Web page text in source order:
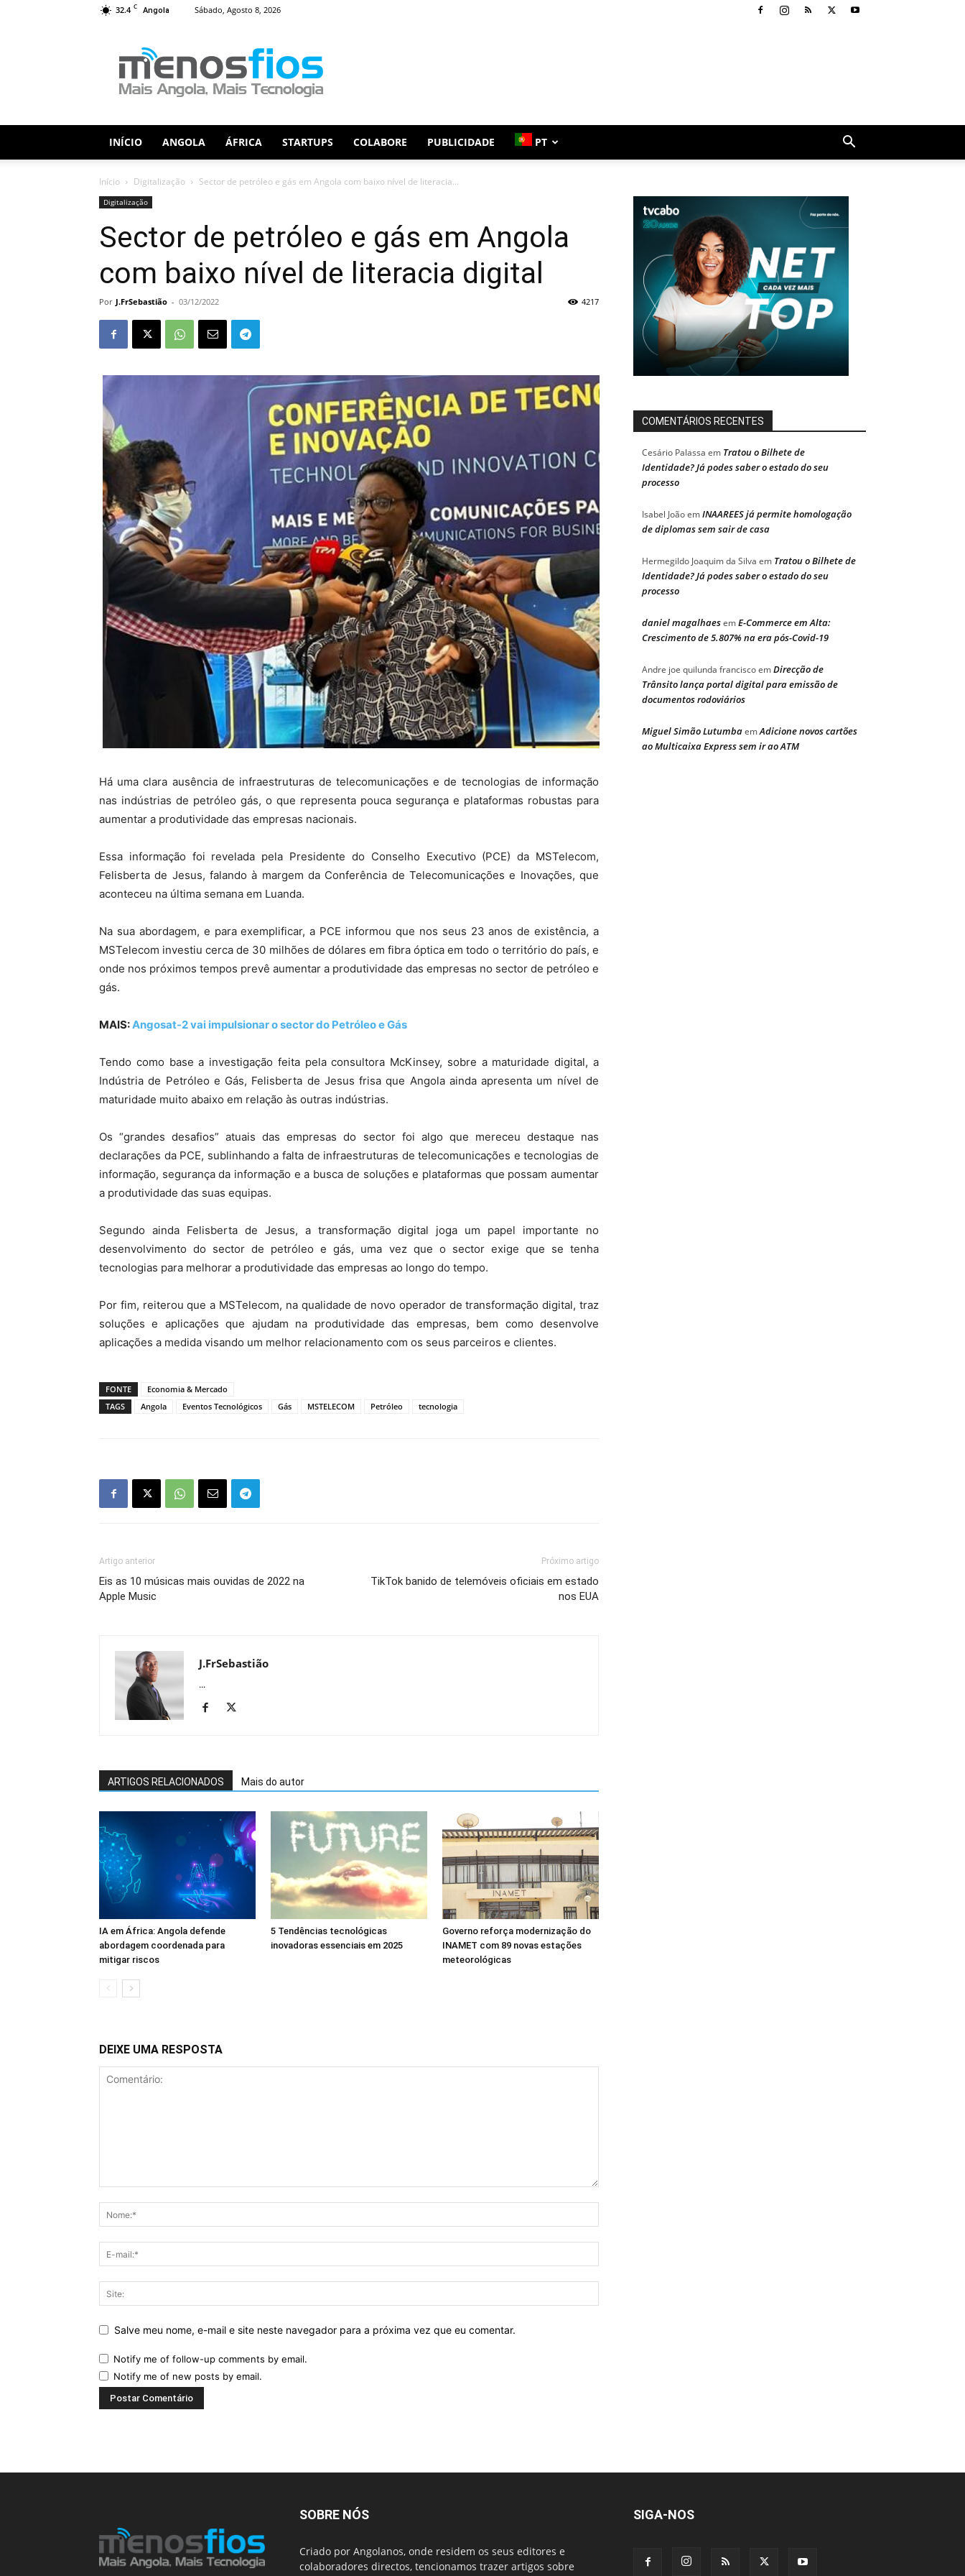
32.4 C Angola Sábado, Agosto 8, 2026
Fios
INÍCIO ANGOLA ÁFRICA STARTUPS COLABORE PUBLICIDADE PT
Início Digitalização Sector de petróleo e gás em Angola com baixo nível de literacia...
Digitalização
Sector de petróleo e gás em Angola
com baixo nível de literacia digital
Por J.FrSebastião - 03/12/2022 4217
Há uma clara ausência de infraestruturas de telecomunicações e de tecnologias de informação
nas indústrias de petróleo gás, o que representa pouca segurança e plataformas robustas para
aumentar a produtividade das empresas nacionais.
Essa informação foi revelada pela Presidente do Conselho Executivo (PCE) da MSTelecom,
Felisberta de Jesus, falando à margem da Conferência de Telecomunicações e Inovações, que
aconteceu na última semana em Luanda.
Na sua abordagem, e para exemplificar, a PCE informou que nos seus 23 anos de existência, a
MSTelecom investiu cerca de 30 milhões de dólares em fibra óptica em todo o território do país, e
onde nos próximos tempos prevê aumentar a produtividade das empresas no sector de petróleo e
gás.
MAIS:Angosat-2 vai impulsionar o sector do Petróleo e Gás
Tendo como base a investigação feita pela consultora McKinsey, sobre a maturidade digital, a
Indústria de Petróleo e Gás, Felisberta de Jesus frisa que Angola ainda apresenta um nível de
maturidade muito abaixo em relação às outras indústrias.
Os “grandes desafios” atuais das empresas do sector foi algo que mereceu destaque nas
declarações da PCE, sublinhando a falta de infraestruturas de telecomunicações e tecnologias de
informação, segurança da informação e a busca de soluções e plataformas que possam aumentar
a produtividade das suas equipas.
Segundo ainda Felisberta de Jesus, a transformação digital joga um papel importante no
desenvolvimento do sector de petróleo e gás, uma vez que o sector exige que se tenha
tecnologias para melhorar a produtividade das empresas ao longo do tempo.
Por fim, reiterou que a MSTelecom, na qualidade de novo operador de transformação digital, traz
soluções e aplicações que ajudam na produtividade das empresas, bem como desenvolve
aplicações a medida visando um melhor relacionamento com os seus parceiros e clientes.
FONTE
Economia & Mercado
TAGS
Angola Eventos Tecnológicos Gás MSTELECOM Petróleo tecnologia
Artigo anterior
Eis as 10 músicas mais ouvidas de 2022 na
Apple Music
Próximo artigo
TikTok banido de telemóveis oficiais em estado
nos EUA
J.FrSebastião
...
ARTIGOS RELACIONADOS Mais do autor
IA em África: Angola defende
abordagem coordenada para
mitigar riscos
5 Tendências tecnológicas
inovadoras essenciais em 2025
Governo reforça modernização do
INAMET com 89 novas estações
meteorológicas
DEIXE UMA RESPOSTA
Salve meu nome, e-mail e site neste navegador para a próxima vez que eu comentar.
Notify me of follow-up comments by email.
Notify me of new posts by email.
COMENTÁRIOS RECENTES
Cesário Palassa em Tratou o Bilhete de
Identidade? Já podes saber o estado do seu
processo
Isabel JoãoemINAAREES já permite homologação
de diplomas sem sair de casa
Hermegildo Joaquim da Silva em Tratou o Bilhete de
Identidade? Já podes saber o estado do seu
processo
daniel magalhaesemE-Commerce em Alta:
Crescimento de 5.807% na era pós-Covid-19
Andre joe quilunda franciscoemDirecção de
Trânsito lança portal digital para emissão de
documentos rodoviários
Miguel Simão LutumbaemAdicione novos cartões
ao Multicaixa Express sem ir ao ATM
SOBRE NÓS
Criado por Angolanos, onde residem os seus editores e
colaboradores directos, tencionamos trazer artigos sobre
SIGA-NOS